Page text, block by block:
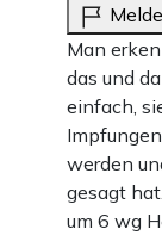
Man
das und
einfach,
werden
gesagt
um 6 wg